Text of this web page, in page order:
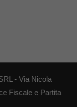
- Via Nicola
Fiscale e Partita